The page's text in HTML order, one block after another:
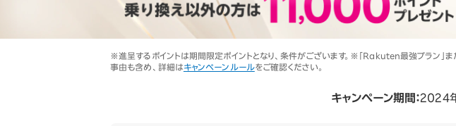
12歳までとーってもおトク
最強青春割
22歳までずーっとおトク
最強シニアプログラム
65歳以上から
Rakuten 認定中古
オプションサービス
※進呈するポイントは期間限定ポイントとなり、条件がございます。※「Rakuten最強プラ
事由も含め、詳細はキャンペーンルールをご確認ください。
キャンペーン期間：2024